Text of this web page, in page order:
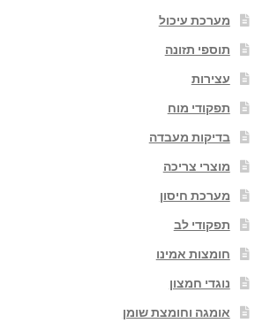
מערכת עיכול
תוספי תזונה
עצירות
תפקודי מוח
בדיקות מעבדה
מוצרי צריכה
מערכת חיסון
תפקודי לב
חומצות אמינו
נוגדי חמצון
אומגה וחומצת שומן